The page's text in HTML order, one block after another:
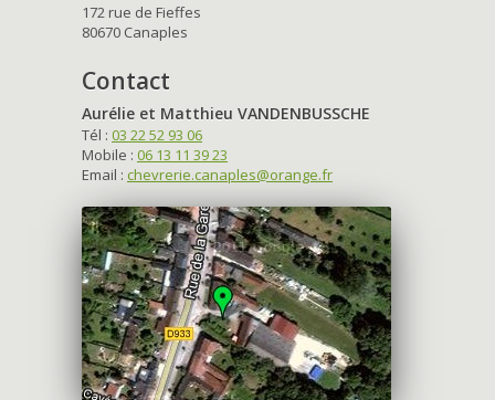
172 rue de Fieffes
80670 Canaples
Contact
Aurélie et Matthieu VANDENBUSSCHE
Tél : 03 22 52 93 06
Mobile : 06 13 11 39 23
Email : chevrerie.canaples@orange.fr